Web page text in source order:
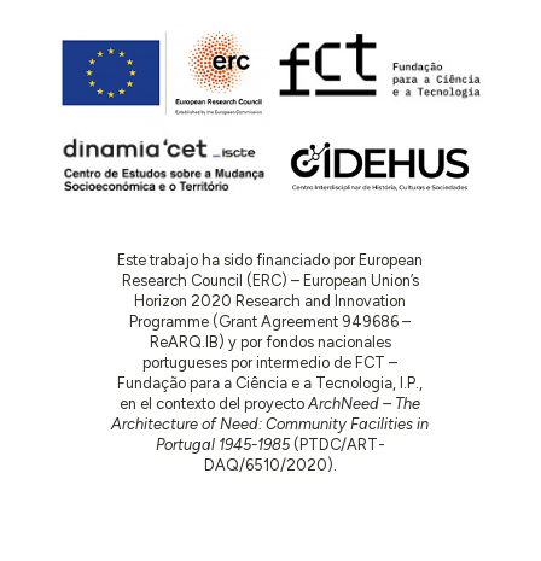
Este trabajo ha sido financiado por European
Research Council (ERC) – European Union’s
Horizon 2020 Research and Innovation
Programme (Grant Agreement 949686 –
ReARQ.IB) y por fondos nacionales
portugueses por intermedio de FCT –
Fundação para a Ciência e a Tecnologia, I.P.,
en el contexto del proyectoArchNeed – The
Architecture of Need: Community Facilities in
Portugal 1945-1985(PTDC/ART-
DAQ/6510/2020).